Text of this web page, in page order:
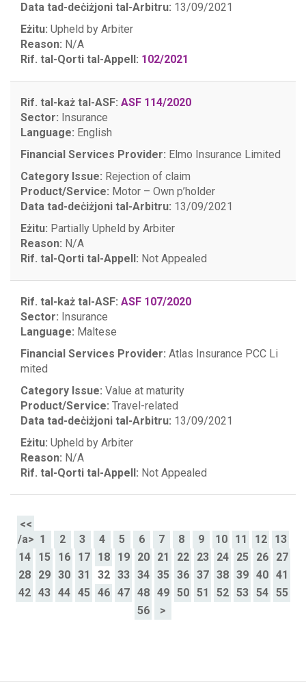
Data tad-deċiżjoni tal-Arbitru: 13/09/2021
Eżitu: Upheld by Arbiter
Reason: N/A
Rif. tal-Qorti tal-Appell: 102/2021
Rif. tal-każ tal-ASF: ASF 114/2020
Sector: Insurance
Language: English
Financial Services Provider: Elmo Insurance Limited
Category Issue: Rejection of claim
Product/Service: Motor – Own p’holder
Data tad-deċiżjoni tal-Arbitru: 13/09/2021
Eżitu: Partially Upheld by Arbiter
Reason: N/A
Rif. tal-Qorti tal-Appell: Not Appealed
Rif. tal-każ tal-ASF: ASF 107/2020
Sector: Insurance
Language: Maltese
Financial Services Provider: Atlas Insurance PCC Li
mited
Category Issue: Value at maturity
Product/Service: Travel-related
Data tad-deċiżjoni tal-Arbitru: 13/09/2021
Eżitu: Upheld by Arbiter
Reason: N/A
Rif. tal-Qorti tal-Appell: Not Appealed
<<
/a> 1 2 3 4 5 6 7 8 9 10 11 12
13
14
15 16 17 18 19 20 21 22 23 24 25 26
27
28
29 30 31 32 33 34 35 36 37 38 39 40
41
42
43 44 45 46 47 48 49 50 51 52 53 54
55
56
>